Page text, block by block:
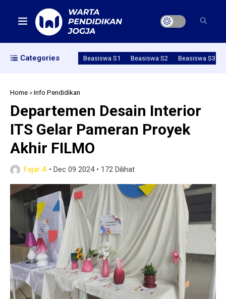
Categories Beasiswa S1 Beasiswa S2 Beasiswa S3
Home »Info Pendidikan
Departemen Desain Interior
ITS Gelar Pameran Proyek
Akhir FILMO
Fajar A • Dec 09 2024• 172 Dilihat